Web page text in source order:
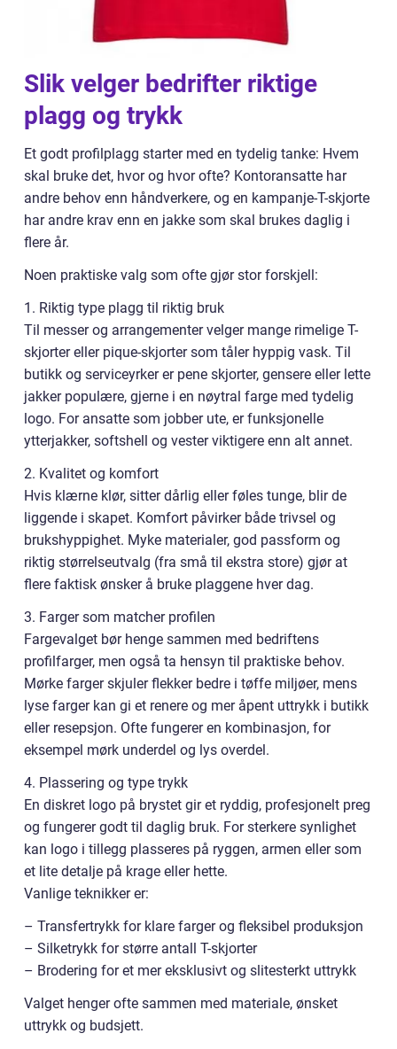
Slik velger bedrifter riktige
plagg og trykk
Et godt profilplagg starter med en tydelig tanke: Hvem
skal bruke det, hvor og hvor ofte? Kontoransatte har
andre behov enn håndverkere, og en kampanje-T-skjorte
har andre krav enn en jakke som skal brukes daglig i
flere år.
Noen praktiske valg som ofte gjør stor forskjell:
1. Riktig type plagg til riktig bruk
Til messer og arrangementer velger mange rimelige T-
skjorter eller pique-skjorter som tåler hyppig vask. Til
butikk og serviceyrker er pene skjorter, gensere eller lette
jakker populære, gjerne i en nøytral farge med tydelig
logo. For ansatte som jobber ute, er funksjonelle
ytterjakker, softshell og vester viktigere enn alt annet.
2. Kvalitet og komfort
Hvis klærne klør, sitter dårlig eller føles tunge, blir de
liggende i skapet. Komfort påvirker både trivsel og
brukshyppighet. Myke materialer, god passform og
riktig størrelseutvalg (fra små til ekstra store) gjør at
flere faktisk ønsker å bruke plaggene hver dag.
3. Farger som matcher profilen
Fargevalget bør henge sammen med bedriftens
profilfarger, men også ta hensyn til praktiske behov.
Mørke farger skjuler flekker bedre i tøffe miljøer, mens
lyse farger kan gi et renere og mer åpent uttrykk i butikk
eller resepsjon. Ofte fungerer en kombinasjon, for
eksempel mørk underdel og lys overdel.
4. Plassering og type trykk
En diskret logo på brystet gir et ryddig, profesjonelt preg
og fungerer godt til daglig bruk. For sterkere synlighet
kan logo i tillegg plasseres på ryggen, armen eller som
et lite detalje på krage eller hette.
Vanlige teknikker er:
– Transfertrykk for klare farger og fleksibel produksjon
– Silketrykk for større antall T-skjorter
– Brodering for et mer eksklusivt og slitesterkt uttrykk
Valget henger ofte sammen med materiale, ønsket
uttrykk og budsjett.